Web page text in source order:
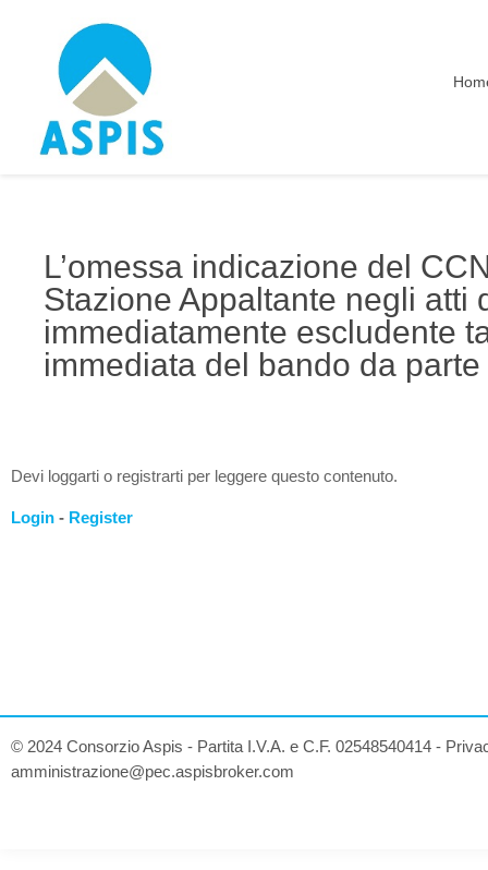
L’omessa indicazione del
Stazione Appaltante negli atti
immediatamente escludente
immediata del bando da
Devi loggarti o registrarti per leggere questo contenuto.
Login - Register
© 2024 Consorzio Aspis - Partita I.V.A. e C.F. 02548540414 -
amministrazione@pec.aspisbroker.com